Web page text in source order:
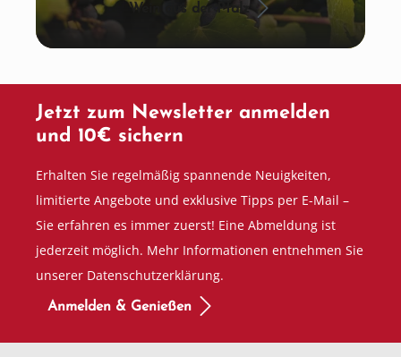
Wein aus der Pfalz
Jetzt zum Newsletter anmelden
und 10€ sichern
Erhalten Sie regelmäßig spannende Neuigkeiten,
limitierte Angebote und exklusive Tipps per E-Mail –
Sie erfahren es immer zuerst! Eine Abmeldung ist
jederzeit möglich. Mehr Informationen entnehmen Sie
unserer Datenschutzerklärung.
Anmelden & Genießen